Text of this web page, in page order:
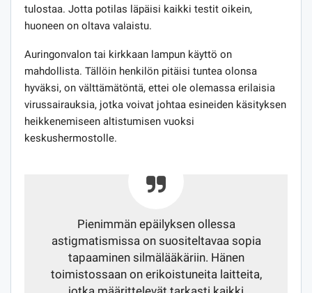
tulostaa. Jotta potilas läpäisi kaikki testit oikein,
huoneen on oltava valaistu.
Auringonvalon tai kirkkaan lampun käyttö on
mahdollista. Tällöin henkilön pitäisi tuntea olonsa
hyväksi, on välttämätöntä, ettei ole olemassa erilaisia ​​
virussairauksia, jotka voivat johtaa esineiden käsityksen
heikkenemiseen altistumisen vuoksi
keskushermostolle.
Pienimmän epäilyksen ollessa
astigmatismissa on suositeltavaa sopia
tapaaminen silmälääkäriin. Hänen
toimistossaan on erikoistuneita laitteita,